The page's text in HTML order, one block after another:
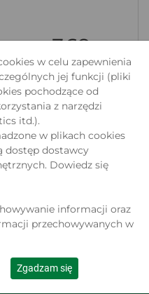
369
Do koszyka
36 37 38 ›
Polityka
prywatności
Kontakt
w celu zapewnienia
jej funkcji (pliki
pochodzące od
z narzędzi
itd.).
w plikach cookies
dostęp dostawcy
Dowiedz się
informacji oraz
przechowywanych w
Zgadzam się